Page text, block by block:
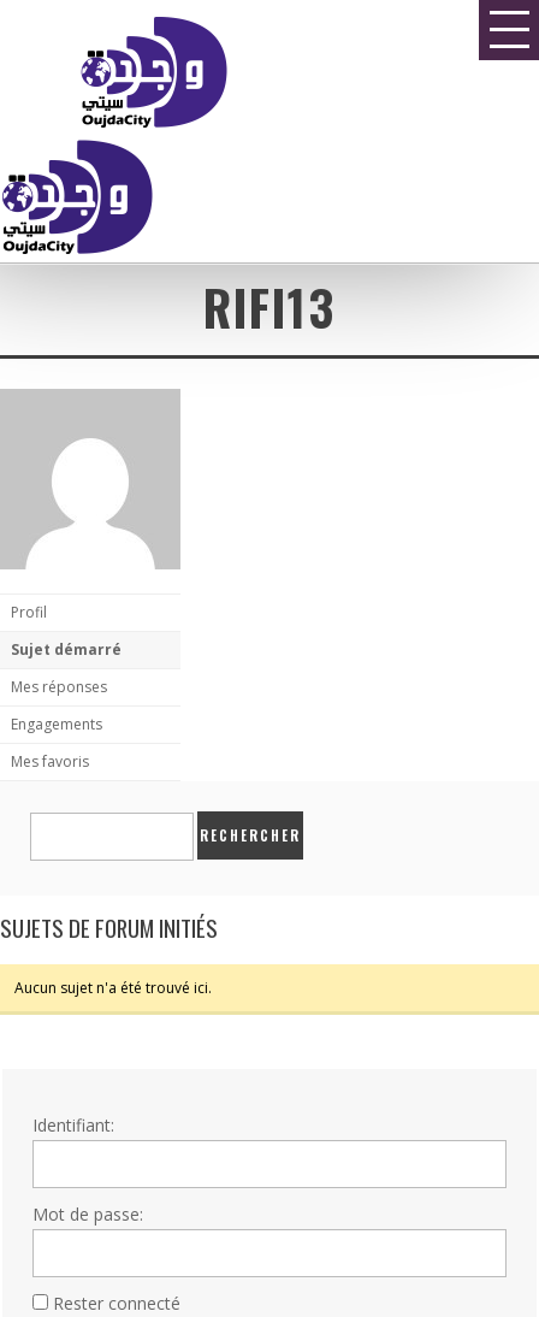
RIFI13
Profil
Sujet démarré
Mes réponses
Engagements
Mes favoris
SUJETS DE FORUM INITIÉS
Aucun sujet n'a été trouvé ici.
Identifiant:
Mot de passe:
Rester connecté